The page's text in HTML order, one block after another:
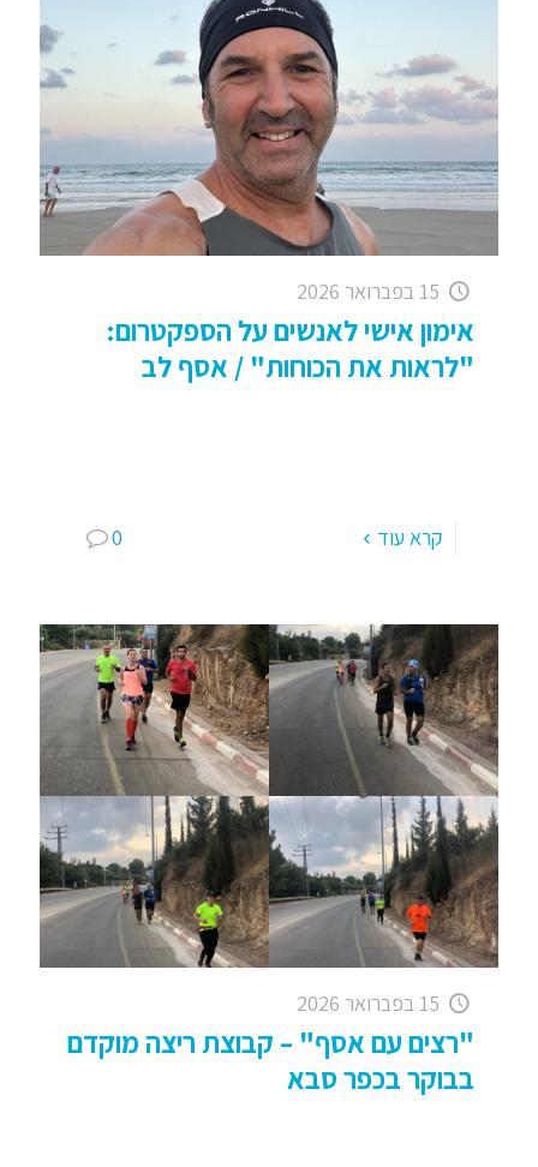
15 בפברואר 2026
אימון אישי לאנשים על הספקטרום:
"לראות את הכוחות" / אסף לב
0
קרא עוד
15 בפברואר 2026
"רצים עם אסף" – קבוצת ריצה מוקדם
בבוקר בכפר סבא